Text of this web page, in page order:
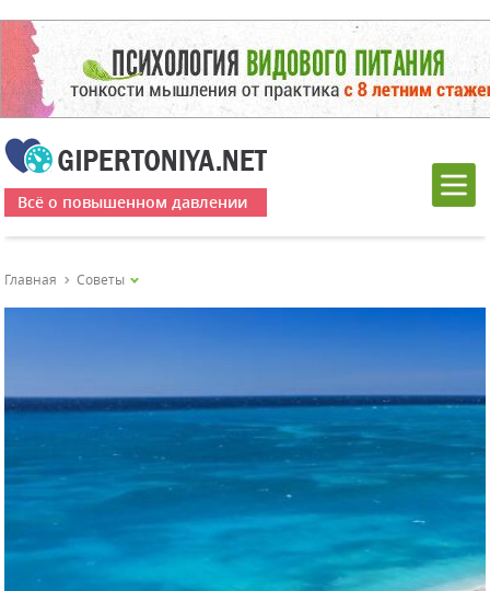
Всё о повышенном давлении
Главная Советы